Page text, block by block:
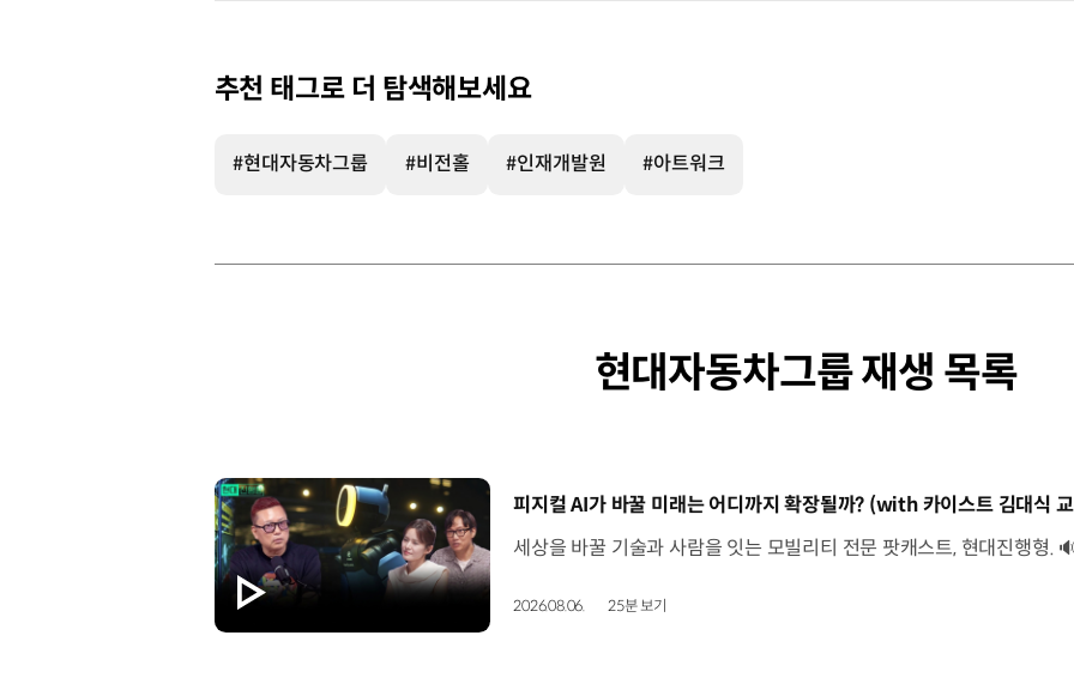
추천 태그로 더 탐색해보세요
#현대자동차그룹 #비전홀 #인재개발원 #아트워크
현대자동차그룹 재생 목록
[동영상]
2026.08.06. 25분 보기